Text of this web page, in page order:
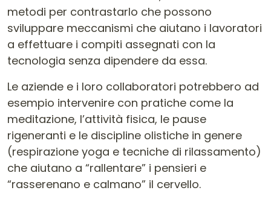
metodi per contrastarlo che possono
sviluppare meccanismi che aiutano i lavoratori
a effettuare i compiti assegnati con la
tecnologia senza dipendere da essa.
Le aziende e i loro collaboratori potrebbero ad
esempio intervenire con pratiche come la
meditazione, l’attività fisica, le pause
rigeneranti e le discipline olistiche in genere
(respirazione yoga e tecniche di rilassamento)
che aiutano a “rallentare” i pensieri e
“rasserenano e calmano” il cervello.